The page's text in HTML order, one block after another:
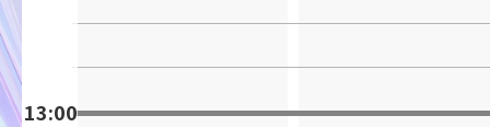
13:00